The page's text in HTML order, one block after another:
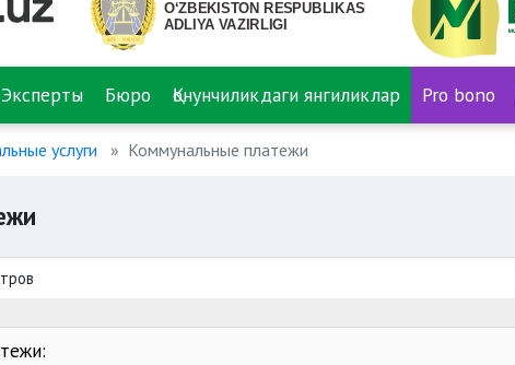
Эксперты Бюро Қонунчиликдаги янгиликлар Pro bono
услуги Коммунальные платежи